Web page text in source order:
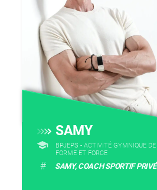
SAMY
BPJEPS - ACTIVITÉ GYMNIQUE DE
FORME ET FORCE
# SAMY, COACH SPORTIF PRIVÉ